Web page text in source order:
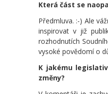
Která část se
Předmluva. :-) Ale
inspirovat v již
rozhodnutích
vysoké povědomí o
K jakému
změny?